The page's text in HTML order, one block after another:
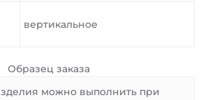
вертикальное
Образец заказа
можно выполнить при